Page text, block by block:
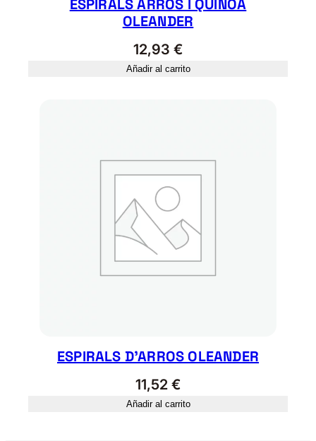
ESPIRALS ARROS I QUINOA
OLEANDER
12,93 €
Añadir al carrito
ESPIRALS D’ARROS OLEANDER
11,52 €
Añadir al carrito